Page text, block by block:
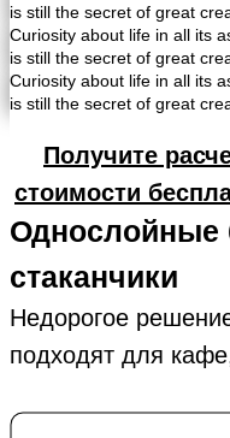
is still the secret of great
Curiosity about life in all its
is still the secret of great
Curiosity about life in all its
is still the secret of great
Получите
стоимости
Однослойные
стаканчики
Недорогое
подходят для